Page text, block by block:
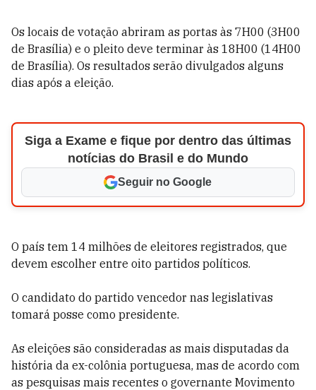
Os locais de votação abriram as portas às 7H00 (3H00
de Brasília) e o pleito deve terminar às 18H00 (14H00
de Brasília). Os resultados serão divulgados alguns
dias após a eleição.
Siga a Exame e fique por dentro das últimas
notícias do Brasil e do Mundo
Seguir no Google
O país tem 14 milhões de eleitores registrados, que
devem escolher entre oito partidos políticos.
O candidato do partido vencedor nas legislativas
tomará posse como presidente.
As eleições são consideradas as mais disputadas da
história da ex-colônia portuguesa, mas de acordo com
as pesquisas mais recentes o governante Movimento